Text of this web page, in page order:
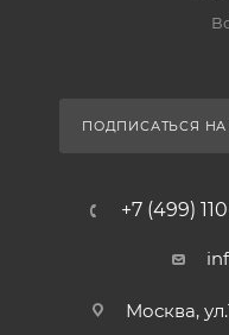
ПОДПИСАТЬСЯ
+7 (499)
Москва,